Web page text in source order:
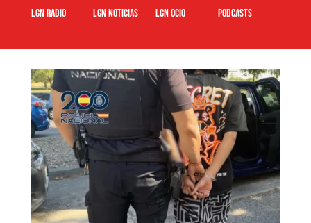
LGN Radio LGN Noticias LGN ocio podcasts